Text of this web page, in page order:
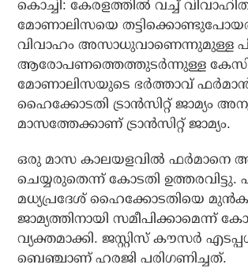
കൊച്ചി: കേരളത്തില്‍ വച്ച്
മോണാലിസയെ
വിവാഹം അസാധുവാണെന്നുമുള്ള
ആരോപണത്തെത്തുടര്‍ന്നുള്ള
മോണാലിസയുടെ ഭര്‍ത്താവ്
ഹൈക്കോടതി ട്രാന്‍സിറ്റ് ജാമ്യം
മാസത്തേക്കാണ് ട്രാന്‍സിറ്റ് ജാമ്യം.
ഒരു മാസ കാലയളവില്‍ ഫര്‍മാനെ
ചെയ്യരുതെന്ന് കോടതി ഉത്തരവിട്ടു.
മധ്യപ്രദേശ് ഹൈക്കോടതിയെ
ജാമ്യത്തിനായി സമീപിക്കാമെന്ന്
വ്യക്തമാക്കി. ജസ്റ്റിസ് കൗസര്‍
ബെഞ്ചാണ് ഹരജി പരിഗണിച്ചത്.